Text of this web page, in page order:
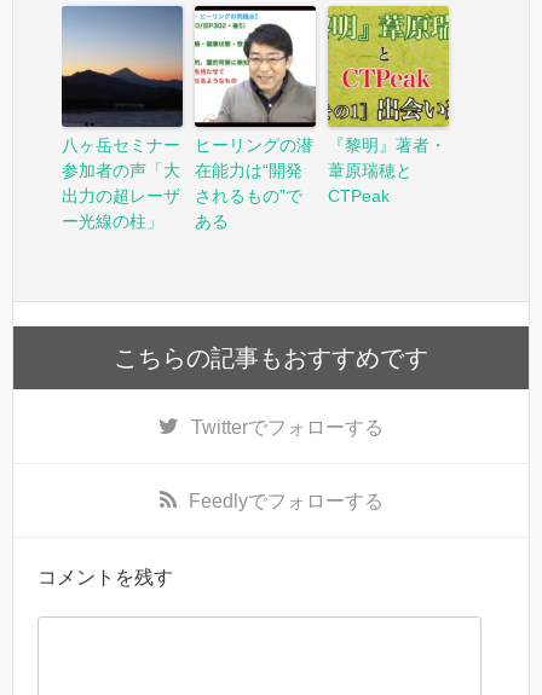
八ヶ岳セミナー
参加者の声「大
出力の超レーザ
ー光線の柱」
ヒーリングの潜
在能力は“開発
されるもの”で
ある
『黎明』著者・
葦原瑞穂と
CTPeak
こちらの記事もおすすめです
Twitterでフォローする
Feedlyでフォローする
コメントを残す